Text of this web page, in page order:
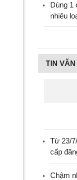
Dùng 1
nhiêu
TIN
Từ 23/
cấp
Chậm